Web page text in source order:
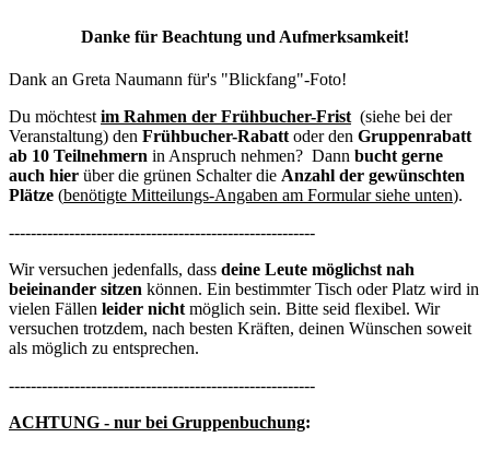
Danke für Beachtung und Aufmerksamkeit!
Dank an Greta Naumann für's "Blickfang"-Foto!
Du möchtest im Rahmen der Frühbucher-Frist (siehe bei der
Veranstaltung) den Frühbucher-Rabatt oder den Gruppenrabatt
ab 10 Teilnehmern in Anspruch nehmen? Dann bucht gerne
auch hier über die grünen Schalter die Anzahl der gewünschten
Plätze (benötigte Mitteilungs-Angaben am Formular siehe unten).
--------------------------------------------------------
Wir versuchen jedenfalls, dass deine Leute möglichst nah
beieinander sitzen können. Ein bestimmter Tisch oder Platz wird in
vielen Fällen leider nicht möglich sein. Bitte seid flexibel. Wir
versuchen trotzdem, nach besten Kräften, deinen Wünschen soweit
als möglich zu entsprechen.
--------------------------------------------------------
ACHTUNG - nur bei Gruppenbuchung: